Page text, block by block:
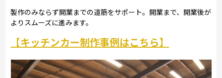
製作のみならず開業までの道筋をサポート。開業まで、開業後が
よりスムーズに進みます。
【キッチンカー制作事例はこちら】